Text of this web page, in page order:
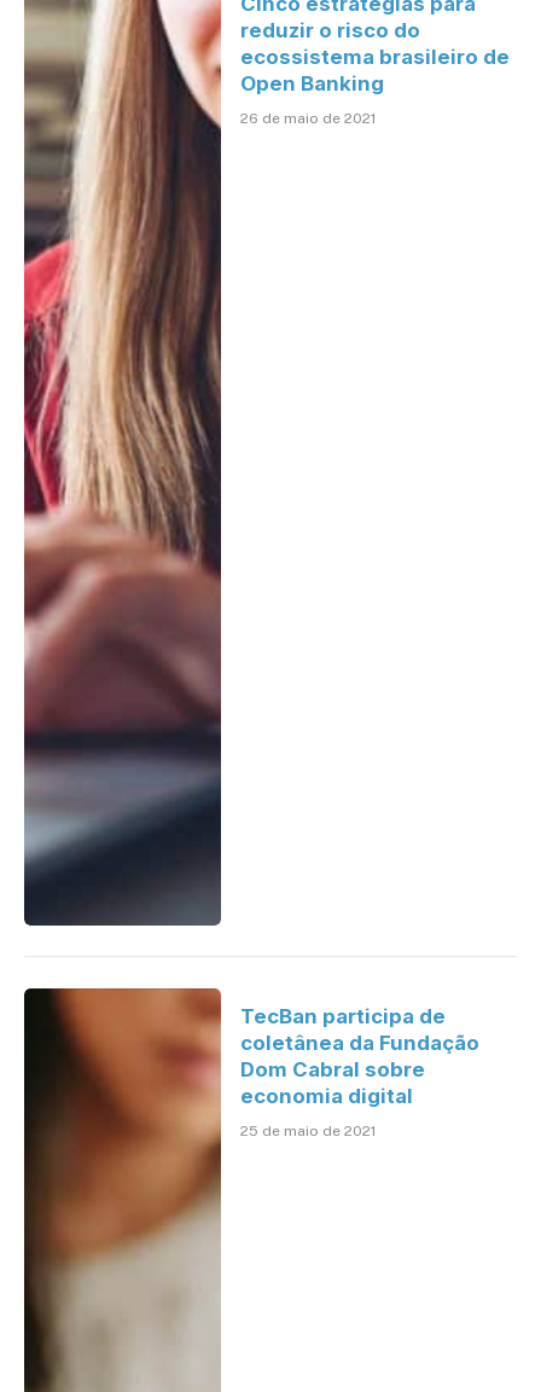
reduzir o risco do
ecossistema brasileiro de
Open Banking
26 de maio de 2021
TecBan participa de
coletânea da Fundação
Dom Cabral sobre
economia digital
25 de maio de 2021